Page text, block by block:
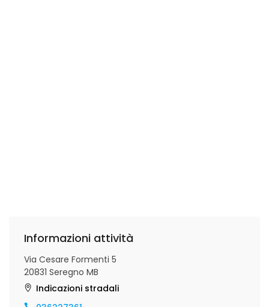
Informazioni attività
Via Cesare Formenti 5
20831 Seregno MB
Indicazioni stradali